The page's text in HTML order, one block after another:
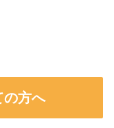
の方へ